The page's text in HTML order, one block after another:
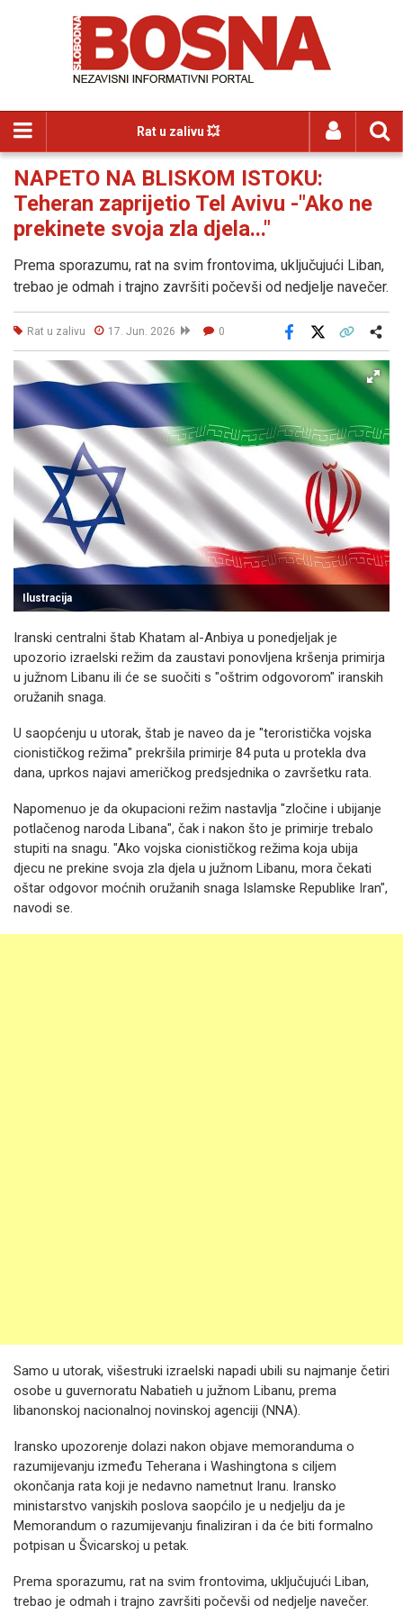
Rat u zalivu 💥
NAPETO NA BLISKOM ISTOKU:
Teheran zaprijetio Tel Avivu -"Ako ne
prekinete svoja zla djela..."
Prema sporazumu, rat na svim frontovima, uključujući Liban,
trebao je odmah i trajno završiti počevši od nedjelje navečer.
Rat u zalivu 17. Jun. 2026 0
Facebook
Ilustracija
Iranski centralni štab Khatam al-Anbiya u ponedjeljak je
upozorio izraelski režim da zaustavi ponovljena kršenja primirja
u južnom Libanu ili će se suočiti s "oštrim odgovorom" iranskih
oružanih snaga.
U saopćenju u utorak, štab je naveo da je "teroristička vojska
cionističkog režima" prekršila primirje 84 puta u protekla dva
dana, uprkos najavi američkog predsjednika o završetku rata.
Napomenuo je da okupacioni režim nastavlja "zločine i ubijanje
potlačenog naroda Libana", čak i nakon što je primirje trebalo
stupiti na snagu. "Ako vojska cionističkog režima koja ubija
djecu ne prekine svoja zla djela u južnom Libanu, mora čekati
oštar odgovor moćnih oružanih snaga Islamske Republike Iran",
navodi se.
Samo u utorak, višestruki izraelski napadi ubili su najmanje četiri
osobe u guvernoratu Nabatieh u južnom Libanu, prema
libanonskoj nacionalnoj novinskoj agenciji (NNA).
Iransko upozorenje dolazi nakon objave memoranduma o
razumijevanju između Teherana i Washingtona s ciljem
okončanja rata koji je nedavno nametnut Iranu. Iransko
ministarstvo vanjskih poslova saopćilo je u nedjelju da je
Memorandum o razumijevanju finaliziran i da će biti formalno
potpisan u Švicarskoj u petak.
Prema sporazumu, rat na svim frontovima, uključujući Liban,
trebao je odmah i trajno završiti počevši od nedjelje navečer.